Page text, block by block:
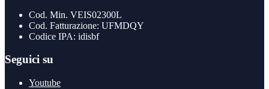
Cod. Min. VEIS02300L
Cod. Fatturazione: UFMDQY
Codice IPA: idisbf
Seguici su
Youtube